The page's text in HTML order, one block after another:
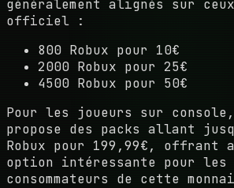
généralement alignés sur
officiel :
800 Robux pour 10€
2000 Robux pour 25€
4500 Robux pour 50€
Pour les joueurs sur
propose des packs allant
Robux pour 199,99€, offrant
option intéressante pour les
consommateurs de cette